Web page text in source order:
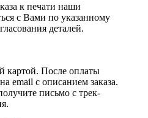
к печати наши
с Вами по указанному
деталей.
картой. После оплаты
email с описанием заказа.
письмо с трек-